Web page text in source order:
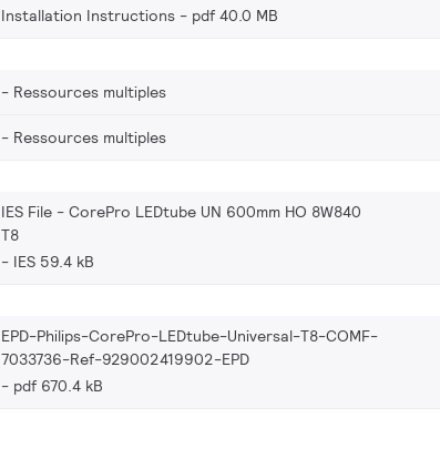
Installation Instructions pdf 40.0 MB
Ressources multiples
Ressources multiples
IES File - CorePro LEDtube UN 600mm HO 8W840
T8
IES 59.4 kB
EPD-Philips-CorePro-LEDtube-Universal-T8-COMF-
7033736-Ref-929002419902-EPD
pdf 670.4 kB